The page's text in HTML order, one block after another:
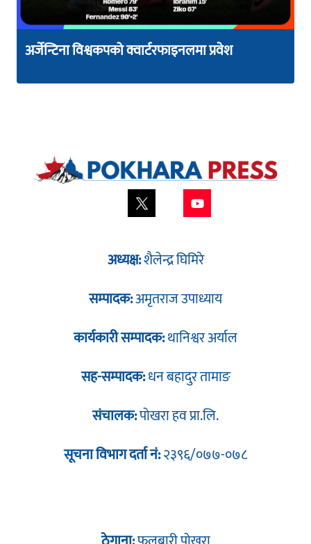
अर्जेन्टिना विश्वकपको क्वार्टरफाइनलमा प्रवेश
अध्यक्ष:शैलेन्द्र घिमिरे
सम्पादक:अमृतराज उपाध्याय
कार्यकारी सम्पादक:थानिश्वर अर्याल
सह-सम्पादक:धन बहादुर तामाङ
संचालक:पोखरा हव प्रा.लि.
सूचना विभाग दर्ता नं:२३९६/०७७-०७८